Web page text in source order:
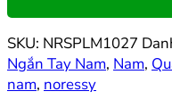
SKU: NRSPLM1027
Ngắn Tay Nam, Nam,
nam, noressy